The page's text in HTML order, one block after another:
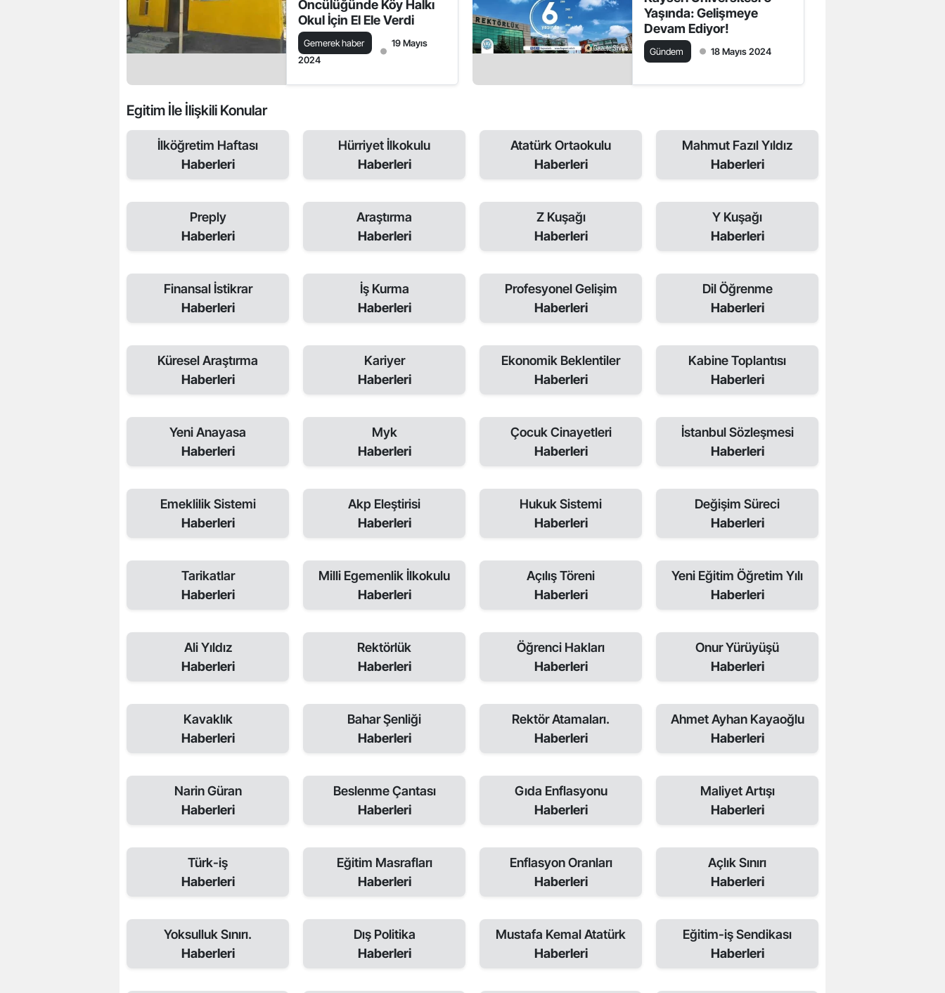
Öncülüğünde Köy Halkı
Okul İçin El Ele Verdi
Gemerek haber
19 Mayıs
2024
Yaşında: Gelişmeye
Devam Ediyor!
Gündem 18 Mayıs 2024
Egitim İle İlişkili Konular
İlköğretim Haftası
Haberleri
Hürriyet İlkokulu
Haberleri
Atatürk Ortaokulu
Haberleri
Mahmut Fazıl Yıldız
Haberleri
Preply
Haberleri
Araştırma
Haberleri
Z Kuşağı
Haberleri
Y Kuşağı
Haberleri
Finansal İstikrar
Haberleri
İş Kurma
Haberleri
Profesyonel Gelişim
Haberleri
Dil Öğrenme
Haberleri
Küresel Araştırma
Haberleri
Kariyer
Haberleri
Ekonomik Beklentiler
Haberleri
Kabine Toplantısı
Haberleri
Yeni Anayasa
Haberleri
Myk
Haberleri
Çocuk Cinayetleri
Haberleri
İstanbul Sözleşmesi
Haberleri
Emeklilik Sistemi
Haberleri
Akp Eleştirisi
Haberleri
Hukuk Sistemi
Haberleri
Değişim Süreci
Haberleri
Tarikatlar
Haberleri
Milli Egemenlik İlkokulu
Haberleri
Açılış Töreni
Haberleri
Yeni Eğitim Öğretim Yılı
Haberleri
Ali Yıldız
Haberleri
Rektörlük
Haberleri
Öğrenci Hakları
Haberleri
Onur Yürüyüşü
Haberleri
Kavaklık
Haberleri
Bahar Şenliği
Haberleri
Rektör Atamaları.
Haberleri
Ahmet Ayhan Kayaoğlu
Haberleri
Narin Güran
Haberleri
Beslenme Çantası
Haberleri
Gıda Enflasyonu
Haberleri
Maliyet Artışı
Haberleri
Türk-iş
Haberleri
Eğitim Masrafları
Haberleri
Enflasyon Oranları
Haberleri
Açlık Sınırı
Haberleri
Yoksulluk Sınırı.
Haberleri
Dış Politika
Haberleri
Mustafa Kemal Atatürk
Haberleri
Eğitim-iş Sendikası
Haberleri